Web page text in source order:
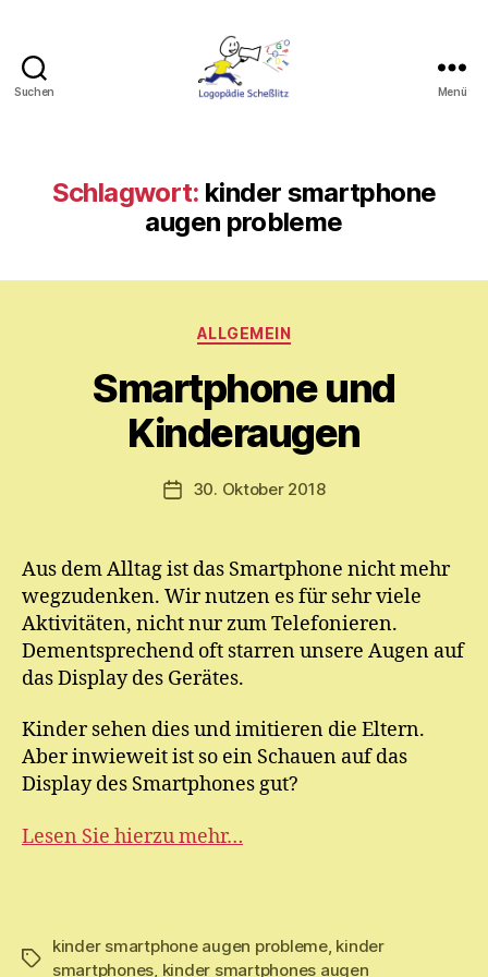
Suchen Menü
Schlagwort: kinder smartphone
augen probleme
Kategorien
ALLGEMEIN
Smartphone und
Kinderaugen
Beitragsautor
V
n
M
y
ri
m
ic
h
el
Veröffentlichungsdatum
30. Oktober 2018
Aus dem Alltag ist das Smartphone nicht mehr
wegzudenken. Wir nutzen es für sehr viele
Aktivitäten, nicht nur zum Telefonieren.
Dementsprechend oft starren unsere Augen auf
das Display des Gerätes.
Kinder sehen dies und imitieren die Eltern.
Aber inwieweit ist so ein Schauen auf das
Display des Smartphones gut?
Lesen Sie hierzu mehr…
Schlagwörter
kinder smartphone augen probleme, kinder
smartphones, kinder smartphones augen